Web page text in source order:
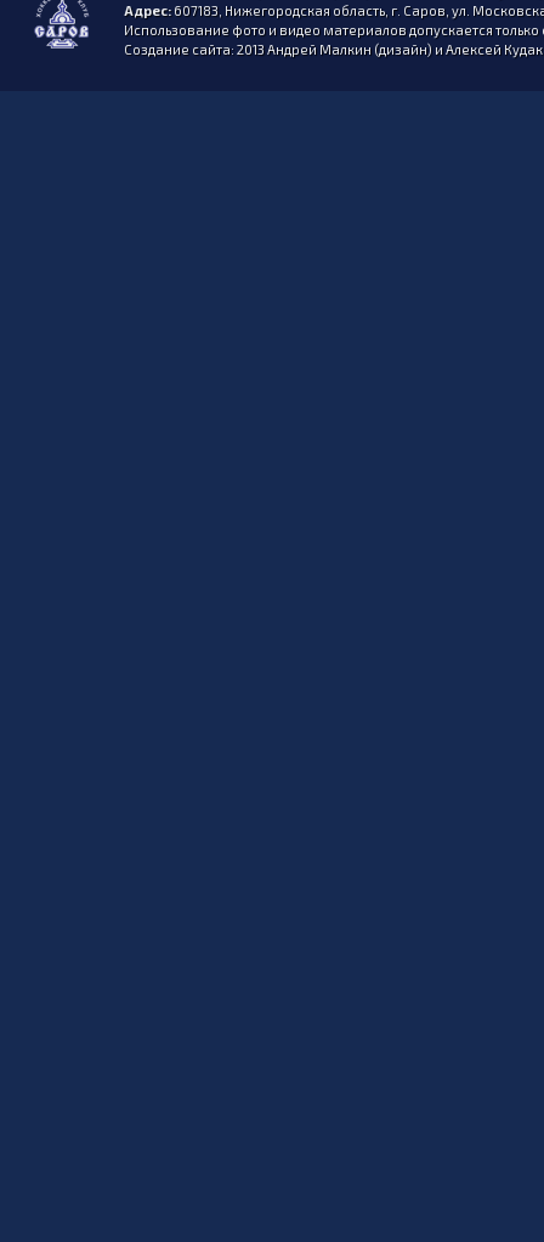
Адрес:607183, Нижегородская область, г. Саров, ул.
Использование фото и видео материалов допускается
Создание сайта: 2013 Андрей Малкин (дизайн) и Алексей